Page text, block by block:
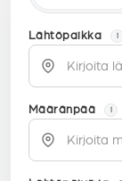
Lähtöpaikka i
Määränpää i